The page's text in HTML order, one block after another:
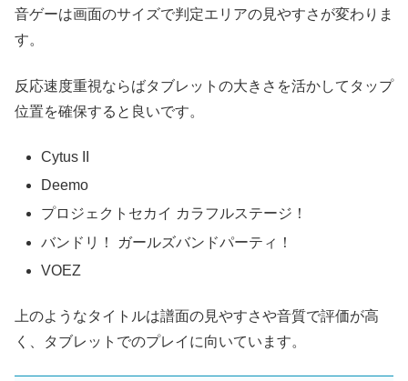
音ゲーは画面のサイズで判定エリアの見やすさが変わりま
す。
反応速度重視ならばタブレットの大きさを活かしてタップ
位置を確保すると良いです。
Cytus II
Deemo
プロジェクトセカイ カラフルステージ！
バンドリ！ ガールズバンドパーティ！
VOEZ
上のようなタイトルは譜面の見やすさや音質で評価が高
く、タブレットでのプレイに向いています。